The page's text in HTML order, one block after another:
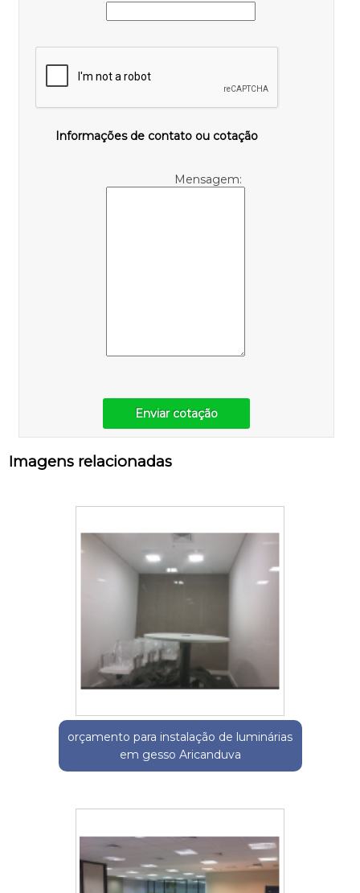
Informações de contato ou cotação
Mensagem:
Enviar cotação
Imagens relacionadas
orçamento para instalação de luminárias
em gesso Aricanduva